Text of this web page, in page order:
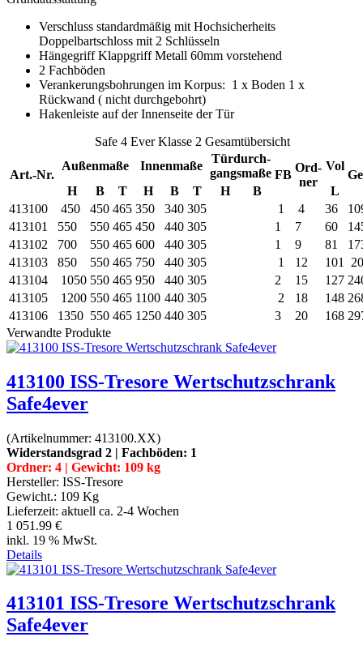
Verschluss standardmäßig mit Hochsicherheits
Doppelbartschloss mit 2 Schlüsseln
Hängegriff Klappgriff Metall 60mm vorstehend
2 Fachböden
Verankerungsbohrungen im Korpus: 1 x Boden 1 x
Rückwand ( nicht durchgebohrt)
Hakenleiste auf der Innenseite der Tür
Safe 4 Ever Klasse 2 Gesamtübersicht
Art.-Nr.
Außenmaße Innenmaße
Türdurch-
gangsmaße FB
Ord-
ner
Vol
H
B T H B T H B
L
413100
450 450 465 350 340 305 1 4 36
413101
550 550 465 450 440 305 1 7 60
413102
700 550 465 600 440 305 1 9 81
413103
850 550 465 750 440 305 1 12 101
413104
1050 550 465 950 440 305 2 15 127
413105
1200 550 465 1100 440 305 2 18 148
413106
1350 550 465 1250 440 305 3 20 168
Verwandte Produkte
413100 ISS-Tresore Wertschutzschrank
Safe4ever
(Artikelnummer: 413100.XX)
Widerstandsgrad 2 | Fachböden: 1
Ordner: 4 | Gewicht: 109 kg
Hersteller: ISS-Tresore
Gewicht.: 109 Kg
Lieferzeit: aktuell ca. 2-4 Wochen
1 051.99 €
inkl. 19 % MwSt.
Details
413101 ISS-Tresore Wertschutzschrank
Safe4ever